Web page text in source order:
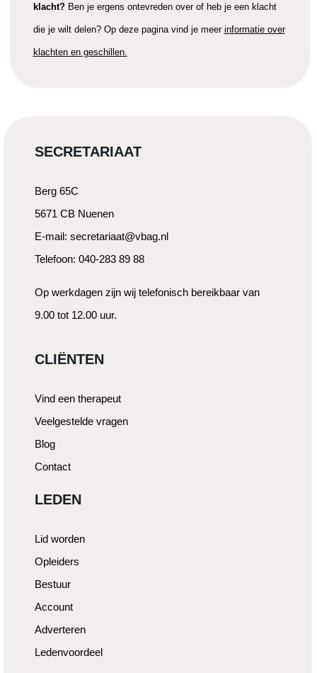
klacht? Ben je ergens ontevreden over of heb je een klacht
die je wilt delen? Op deze pagina vind je meer informatie over
klachten en geschillen.
SECRETARIAAT
Berg 65C
5671 CB Nuenen
E-mail: secretariaat@vbag.nl
Telefoon: 040-283 89 88
Op werkdagen zijn wij telefonisch bereikbaar van
9.00 tot 12.00 uur.
CLIËNTEN
Vind een therapeut
Veelgestelde vragen
Blog
Contact
LEDEN
Lid worden
Opleiders
Bestuur
Account
Adverteren
Ledenvoordeel